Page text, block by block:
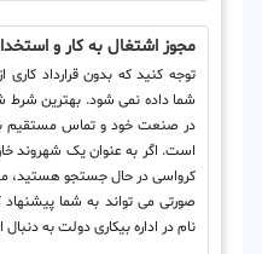
مجوز اشتغال به کار و
توجه کنید که بدون قرارداد
شما داده نمی شود. بهترین شرط
در صنعت خود و تماس مستقیم
است. اگر به عنوان یک شهروند
کرواسی در حال جستجو هستید،
صورتی می تواند به شما
نام در اداره بیکاری دولت به